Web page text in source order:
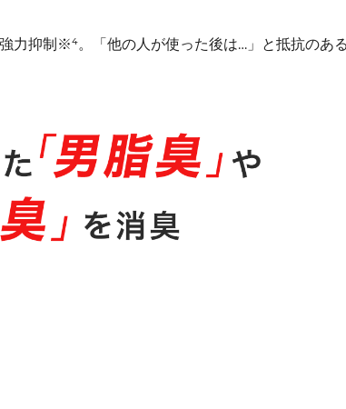
抑制※⁴。「他の人が使った後は…」と抵抗のある